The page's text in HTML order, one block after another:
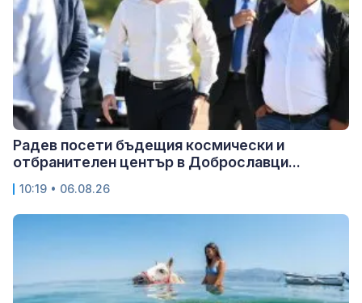
Радев посети бъдещия космически и
отбранителен център в Доброславци...
10:19 • 06.08.26